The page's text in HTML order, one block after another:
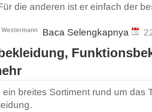
die anderen ist er einfach der
Baca Selengkapnya
Westermann
ein breites Sortiment rund um das